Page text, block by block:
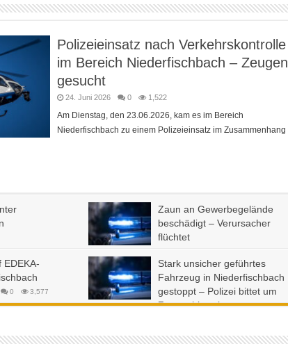
Polizeieinsatz nach Verkehrskontrolle
im Bereich Niederfischbach – Zeugen
gesucht
24. Juni 2026 0 1,522
Am Dienstag, den 23.06.2026, kam es im Bereich
Niederfischbach zu einem Polizeieinsatz im Zusammenhang
Zaun an Gewerbegelände
beschädigt – Verursacher
flüchtet
EDEKA-
0 3,577
Stark unsicher geführtes
Fahrzeug in Niederfischbach
gestoppt – Polizei bittet um
Zeugenhinweise